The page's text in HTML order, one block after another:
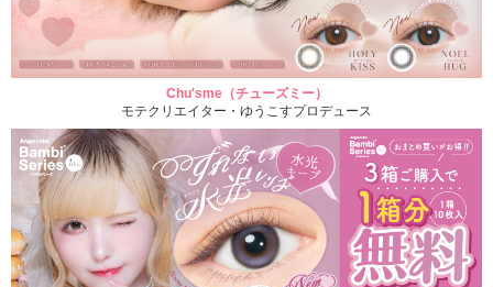
Chu'sme（チューズミー）
モテクリエイター・ゆうこすプロデュース